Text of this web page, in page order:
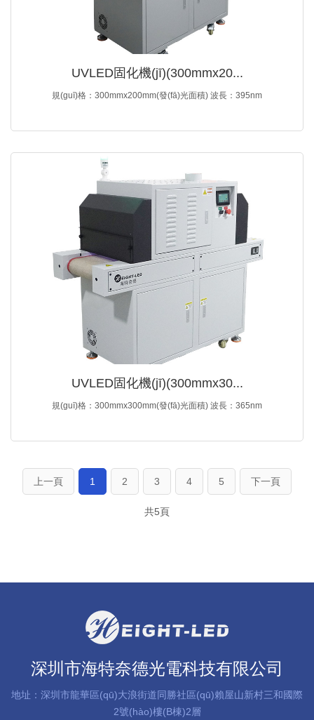
UVLED固化機(jī)(300mmx20...
規(guī)格：300mmx200mm(發(fā)光面積) 波長：395nm
UVLED固化機(jī)(300mmx30...
規(guī)格：300mmx300mm(發(fā)光面積) 波長：365nm
上一頁 1 2 3 4 5 下一頁
共5頁
深圳市海特奈德光電科技有限公司
地址：深圳市龍華區(qū)大浪街道同勝社區(qū)賴屋山新村三和國際
2號(hào)樓(B棟)2層